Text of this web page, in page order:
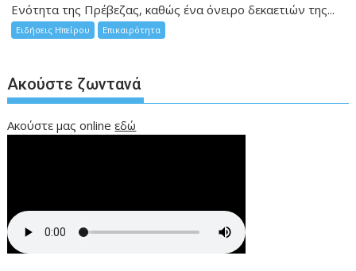
Ενότητα της Πρέβεζας, καθώς ένα όνειρο δεκαετιών της...
Ειδήσεις Ηπείρου Επικαιρότητα
Ακούστε ζωντανά
Ακούστε μας onlineεδώ